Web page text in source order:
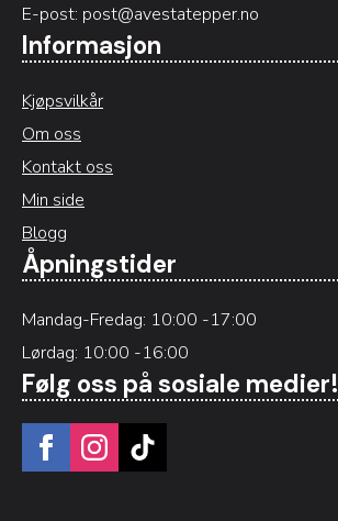
E-post: post@avestatepper.no
Informasjon
Kjøpsvilkår
Om oss
Kontakt oss
Min side
Blogg
Åpningstider
Mandag-Fredag: 10:00 -17:00
Lørdag: 10:00 -16:00
Følg oss på sosiale medier!